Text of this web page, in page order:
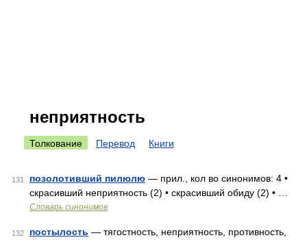
неприятность
Толкование Перевод Книги
131 позолотивший пилюлю — прил., кол во синонимов: 4 •
скрасивший неприятность (2) • скрасивший обиду (2) • …
Словарь синонимов
132 постылость — тягостность, неприятность, противность,